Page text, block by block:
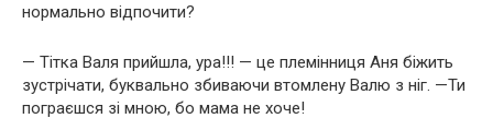
нормально відпочити?
— Тітка Валя прийшла, ура!!! — це племінниця Аня біжить
зустрічати, буквально збиваючи втомлену Валю з ніг. —Ти
пограєшся зі мною, бо мама не хоче!